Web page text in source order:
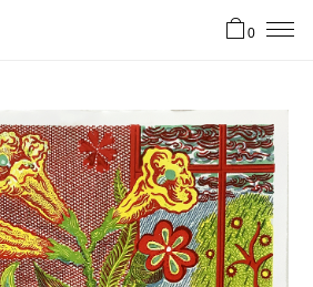
Artistes
Atelier
0